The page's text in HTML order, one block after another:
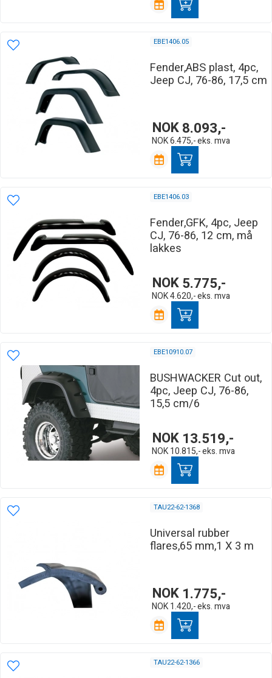
EBE1406.05
Fender,ABS plast, 4pc,
Jeep CJ, 76-86, 17,5 cm
NOK8.093,-
NOK6.475,-eks. mva
EBE1406.03
Fender,GFK, 4pc, Jeep
CJ, 76-86, 12 cm, må
lakkes
NOK5.775,-
NOK4.620,-eks. mva
EBE10910.07
BUSHWACKER Cut out,
4pc, Jeep CJ, 76-86,
15,5 cm/6
NOK 13.519,-
NOK 10.815,-eks. mva
TAU22-62-1368
Universal rubber
flares,65 mm,1 X 3 m
NOK 1.775,-
NOK 1.420,-eks. mva
TAU22-62-1366